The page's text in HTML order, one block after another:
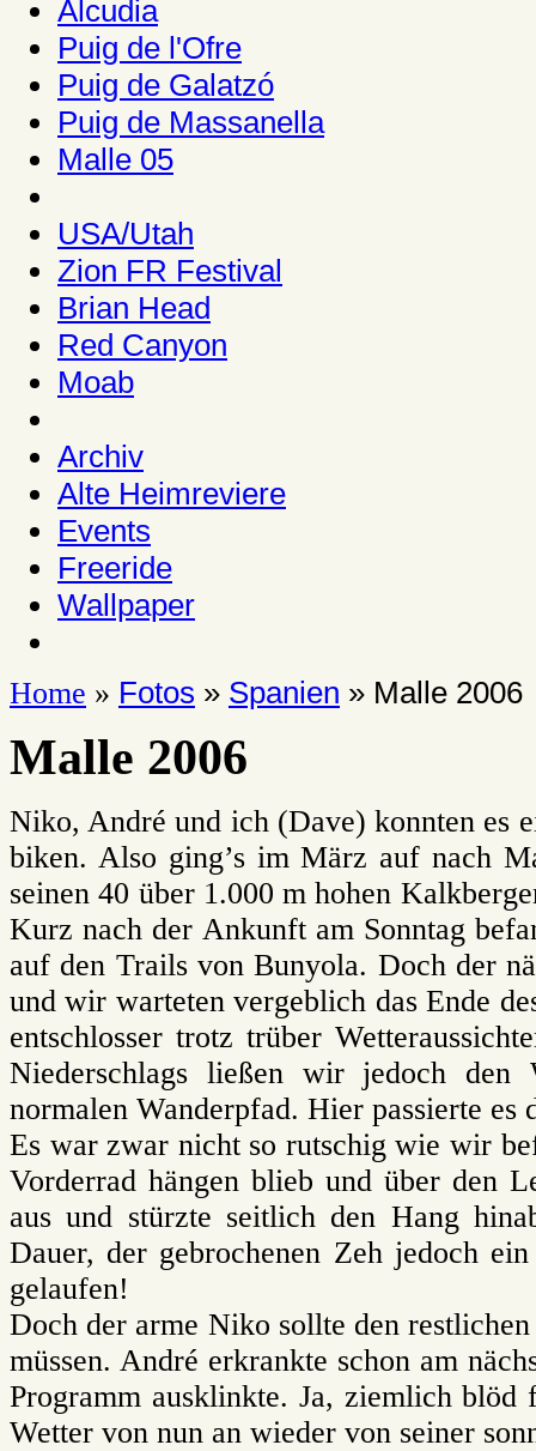
Alcudia
Puig de l'Ofre
Puig de Galatzó
Puig de Massanella
Malle 05
USA/Utah
Zion FR Festival
Brian Head
Red Canyon
Moab
Archiv
Alte Heimreviere
Events
Freeride
Wallpaper
Home » Fotos » Spanien » Malle 2006
Malle 2006
Niko, André und ich (Dave) konnten es
biken. Also ging’s im März auf nach
seinen 40 über 1.000 m hohen
Kurz nach der Ankunft am Sonntag
auf den Trails von Bunyola. Doch der
und wir warteten vergeblich das Ende
entschlosser trotz trüber
Niederschlags ließen wir jedoch den
normalen Wanderpfad. Hier passierte es
Es war zwar nicht so rutschig wie wir
Vorderrad hängen blieb und über den
aus und stürzte seitlich den Hang
Dauer, der gebrochenen Zeh jedoch
gelaufen!
Doch der arme Niko sollte den
müssen. André erkrankte schon am
Programm ausklinkte. Ja, ziemlich
Wetter von nun an wieder von seiner